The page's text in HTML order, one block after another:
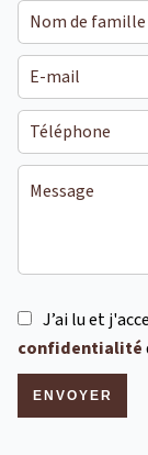
J’ai lu et
confidentialité
ENVOYER